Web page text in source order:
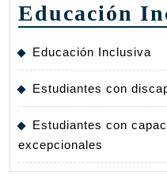
Educación
Educación Inclusiva
Estudiantes con
Estudiantes con
excepcionales